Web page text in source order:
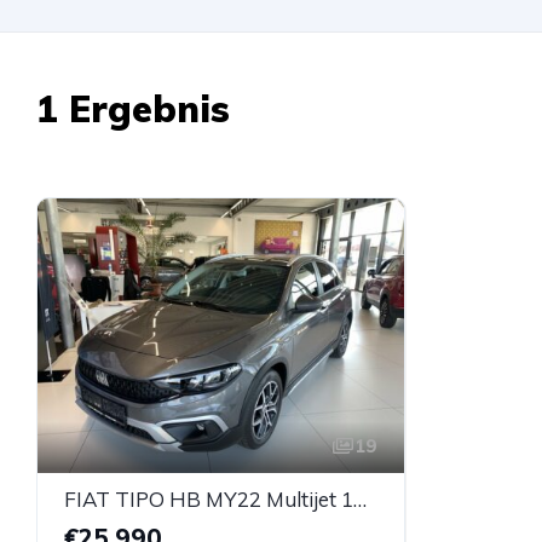
1 Ergebnis
19
FIAT TIPO HB MY22 Multijet 130 CROSS